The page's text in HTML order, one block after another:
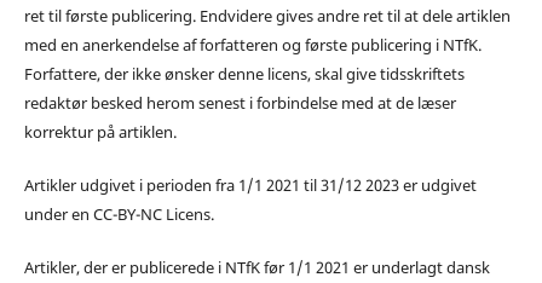
ret til første publicering. Endvidere gives andre ret til at dele artiklen
med en anerkendelse af forfatteren og første publicering i NTfK.
Forfattere, der ikke ønsker denne licens, skal give tidsskriftets
redaktør besked herom senest i forbindelse med at de læser
korrektur på artiklen.
Artikler udgivet i perioden fra 1/1 2021 til 31/12 2023 er udgivet
under en CC-BY-NC Licens.
Artikler, der er publicerede i NTfK før 1/1 2021 er underlagt dansk